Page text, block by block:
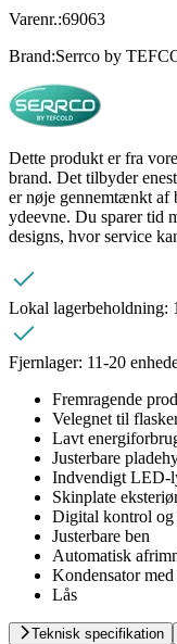
Varenr.:69063
Brand:Serrco by
Dette produkt er fra
brand. Det tilbyder
er nøje gennemtænkt af
ydeevne. Du sparer tid
designs, hvor service
Lokal lagerbeholdning:
Fjernlager: 11-20
Fremragende
Velegnet til
Lavt
Justerbare
Indvendigt LED-
Skinplate
Digital kontrol og
Justerbare ben
Automatisk
Kondensator
Lås
Teknisk specifikation